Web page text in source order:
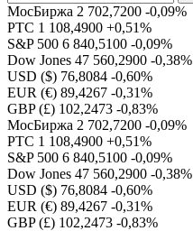
МосБиржа 2 702,7200 -0,09%
РТС 1 108,4900 +0,51%
S&P 500 6 840,5100 -0,09%
Dow Jones 47 560,2900 -0,38%
USD ($) 76,8084 -0,60%
EUR (€) 89,4267 -0,31%
GBP (£) 102,2473 -0,83%
МосБиржа 2 702,7200 -0,09%
РТС 1 108,4900 +0,51%
S&P 500 6 840,5100 -0,09%
Dow Jones 47 560,2900 -0,38%
USD ($) 76,8084 -0,60%
EUR (€) 89,4267 -0,31%
GBP (£) 102,2473 -0,83%